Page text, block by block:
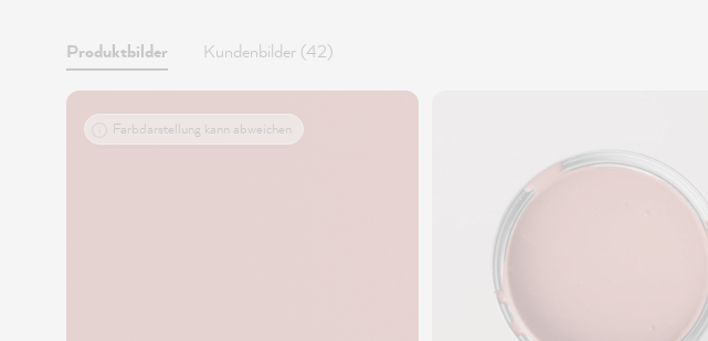
Produktbilder Kundenbilder (42)
Farbdarstellung kann abweichen